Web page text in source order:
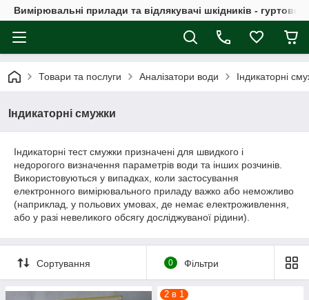
Вимірювальні прилади та відлякувачі шкідників -
Товари та послуги Аналізатори води Індикаторні
Індикаторні смужки
Індикаторні тест смужки призначені для швидкого і
недорогого визначення параметрів води та інших розчинів.
Використовуються у випадках, коли застосування
електронного вимірювального приладу важко або неможливо
(наприклад, у польових умовах, де немає електроживлення,
або у разі невеликого обсягу досліджуваної рідини).
Сортування 0 Фільтри
2 в 1